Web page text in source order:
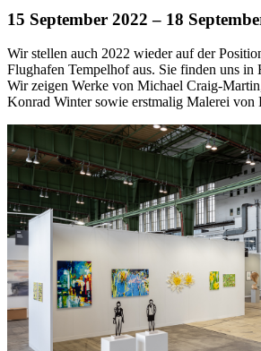
15 September 2022 – 18
Wir stellen auch 2022 wieder auf der
Flughafen Tempelhof aus. Sie finden uns in
Wir zeigen Werke von Michael Craig-
Konrad Winter sowie erstmalig Malerei von